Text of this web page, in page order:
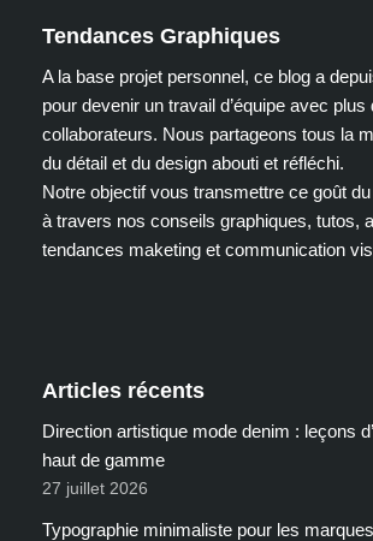
Tendances Graphiques
A la base projet personnel, ce blog a
pour devenir un travail d’équipe avec plus
collaborateurs. Nous partageons tous la
du détail et du design abouti et réfléchi.
Notre objectif vous transmettre ce goût
à travers nos conseils graphiques, tutos,
tendances maketing et communication
Articles récents
Direction artistique mode denim : leçons
haut de gamme
27 juillet 2026
Typographie minimaliste pour les